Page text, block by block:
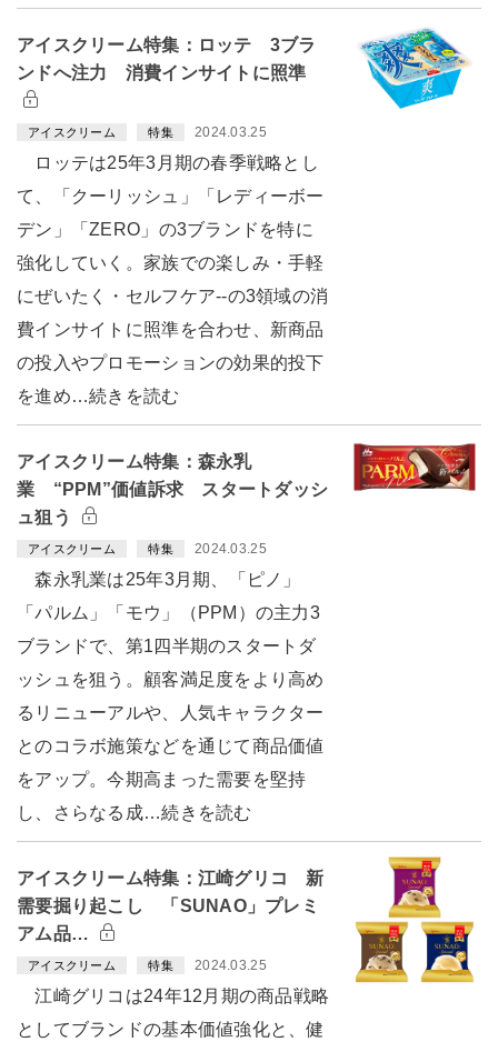
アイスクリーム特集：ロッテ 3ブラ
ンドへ注力 消費インサイトに照準
アイスクリーム 特集 2024.03.25
ロッテは25年3月期の春季戦略とし
て、「クーリッシュ」「レディーボー
デン」「ZERO」の3ブランドを特に
強化していく。家族での楽しみ・手軽
にぜいたく・セルフケア--の3領域の消
費インサイトに照準を合わせ、新商品
の投入やプロモーションの効果的投下
を進め…続きを読む
アイスクリーム特集：森永乳
業 “PPM”価値訴求 スタートダッシ
ュ狙う
アイスクリーム 特集 2024.03.25
森永乳業は25年3月期、「ピノ」
「パルム」「モウ」（PPM）の主力3
ブランドで、第1四半期のスタートダ
ッシュを狙う。顧客満足度をより高め
るリニューアルや、人気キャラクター
とのコラボ施策などを通じて商品価値
をアップ。今期高まった需要を堅持
し、さらなる成…続きを読む
アイスクリーム特集：江崎グリコ 新
需要掘り起こし 「SUNAO」プレミ
アム品…
アイスクリーム 特集 2024.03.25
江崎グリコは24年12月期の商品戦略
としてブランドの基本価値強化と、健